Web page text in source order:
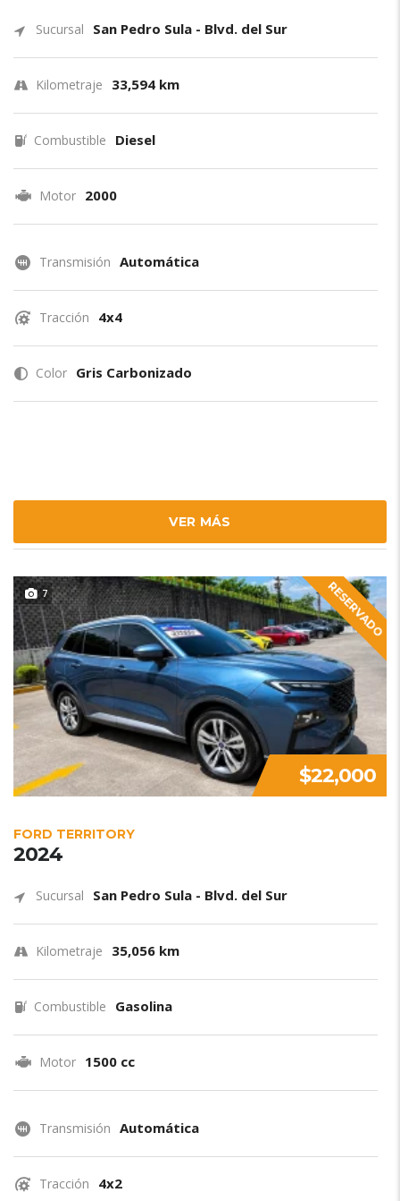
Sucursal San Pedro Sula - Blvd. del Sur
Kilometraje 33,594 km
Combustible Diesel
Motor 2000
Transmisión Automática
Tracción 4x4
Color Gris Carbonizado
VER MÁS
7 RESERVADO
$22,000
FORD TERRITORY
2024
Sucursal San Pedro Sula - Blvd. del Sur
Kilometraje 35,056 km
Combustible Gasolina
Motor 1500 cc
Transmisión Automática
Tracción 4x2